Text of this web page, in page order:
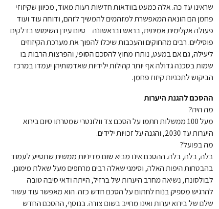
שראינו עד כה. אלה כמעט בוודאות חדשות רעות מאוד, מכיוון שקיזוזי
פחמן הם הונאה המאפשרת למזהמים להמשיך לזהם, ודוחה עוד ועוד
פעולה אקלימית אמיתית, בראש ובראשונה – סיום עידן השימוש בדלקים
פוסיליים. רבים מהחוקים והעכבות שיכלו להפוך את מערכת הקיזוזים
ליעילה, גם אם במעט, נותרו מחוץ להסכם הסופי, והפרצות הרבות בו
שמות בסכנה גדולה אף יותר קהילות ילידיות שאדמותיהן יעמדו במרכז
הביקוש לתכניות קיזוז פחמן.
ההסכם להגנת היערות
מה היה?
מעל 100 ממשלות חתמו על הסכם צד וולונטרי שמטרתו סיום בירוא
היערות עד 2030, והגנה על זכויות ילידים.
מה בפועל?
בלה, בלה, בלה. ההסכם אינו מביא שום מדיניות ממשית שתסייע לעמוד
בהבטחות היפות האלה, וסימני שאלה רבים מרחפים מעל שאלת מימונן.
לבולסונרו, נשיאה מחרב היערות של ברזיל, הייתה ודאי סיבה טובה
להרגיש מספיק בנוח לחתום על הסכם חדש כזה. הוא מאפשר עוד עשור
שלם של בירוא יערות ואינו מחייב בשום צורה. בנוסף, ההסכם החדש